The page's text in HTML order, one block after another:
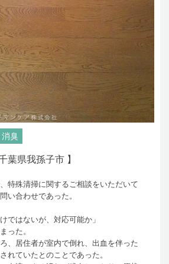
臭
葉県我孫子市 】
特殊清掃に関するご相談をいただいて
い合わせであった。
ではないが、対応可能か」
った。
、居住者が室内で倒れ、出血を伴った
れていたとのことであった。